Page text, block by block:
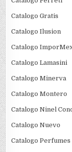
Catalogo Gratis
Catalogo Ilusion
Catalogo
Catalogo Lamasini
Catalogo Minerva
Catalogo Montero
Catalogo Ninel
Catalogo Nuevo
Catalogo Perfumes